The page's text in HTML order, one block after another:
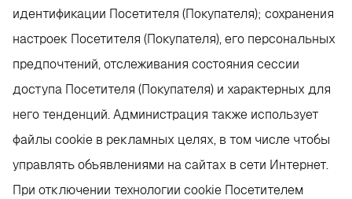
идентификации Посетителя (Покупателя); сохранения
настроек Посетителя (Покупателя), его персональных
предпочтений, отслеживания состояния сессии
доступа Посетителя (Покупателя) и характерных для
него тенденций. Администрация также использует
файлы cookie в рекламных целях, в том числе чтобы
управлять объявлениями на сайтах в сети Интернет.
При отключении технологии cookie Посетителем